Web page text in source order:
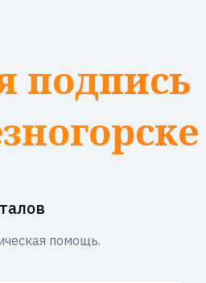
подпись
помощь.